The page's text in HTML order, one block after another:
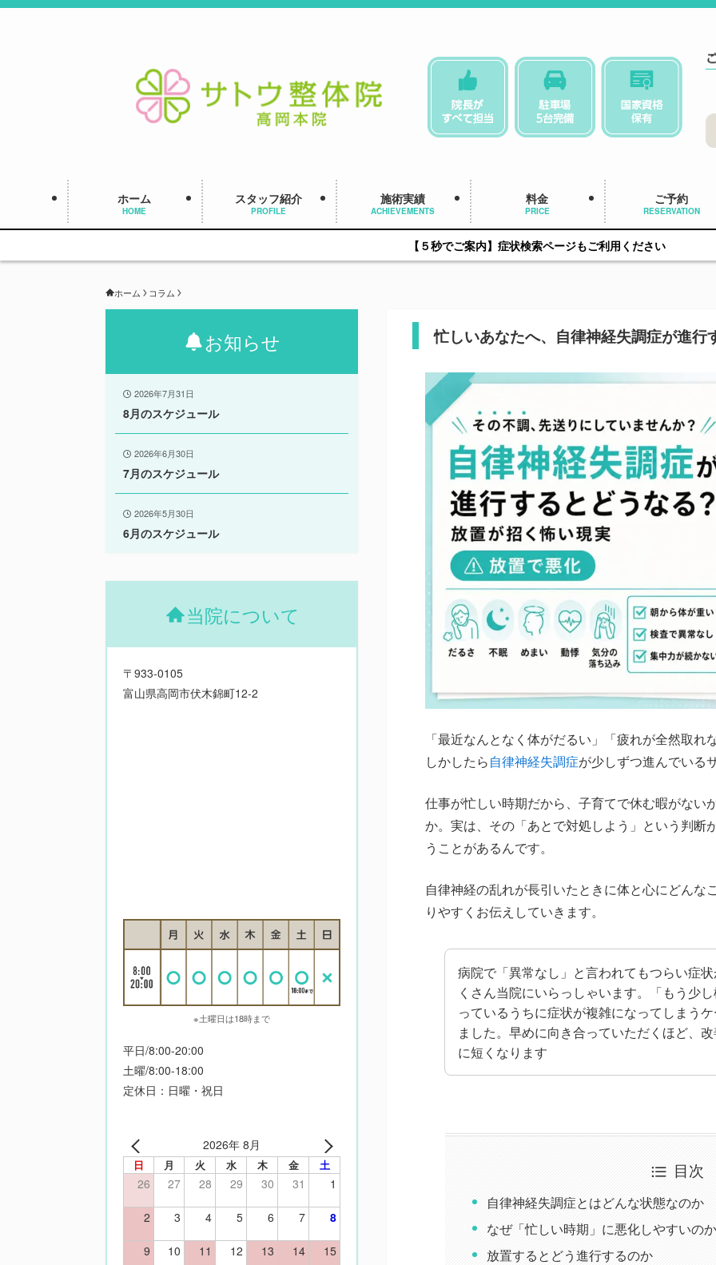
ホーム
HOME
スタッフ紹介
PROFILE
施術実績
ACHIEVEMENTS
料金
PRICE
ご予約
RESERVATION
【５秒でご案内】症状検索ページもご利用ください
ホーム コラム
忙しいあなたへ、自律神経失調症が進行
「最近なんとなく体がだるい」「疲れが全然取
しかしたら自律神経失調症が少しずつ進んでいる
仕事が忙しい時期だから、子育てで休む暇がない
か。実は、その「あとで対処しよう」という判断
うことがあるんです。
自律神経の乱れが長引いたときに体と心にどんな
りやすくお伝えしていきます。
病院で「異常なし」と言われてもつらい症
くさん当院にいらっしゃいます。「もう少
っているうちに症状が複雑になってしまう
ました。早めに向き合っていただくほど、
に短くなります
目次
自律神経失調症とはどんな状態なのか
なぜ「忙しい時期」に悪化しやすいのか
放置するとどう進行するのか
お知らせ
2026年7月31日
8月のスケジュール
2026年6月30日
7月のスケジュール
2026年5月30日
6月のスケジュール
当院について
〒933-0105
富山県高岡市伏木錦町12-2
※土曜日は18時まで
平日/8:00-20:00
土曜/8:00-18:00
定休日：日曜・祝日
2026年 8月
日 月 火 水 木 金 土
26 27 28 29 30 31 1
2 3 4 5 6 7 8
9 10 11 12 13 14 15